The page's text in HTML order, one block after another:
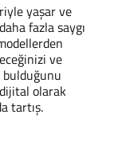
yaşar ve
fazla saygı
ve
olarak
tartış.